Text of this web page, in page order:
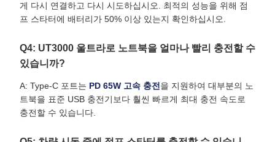
게 다시 연결하고 다시 시도하십시오. 최적의 성능을 위해 점
프 스타터에 배터리가 50% 이상 있는지 확인하십시오.
Q4: UT3000 울트라로 노트북을 얼마나 빨리 충전할 수
있습니까?
A: Type-C 포트는 PD 65W 고속 충전 을 지원하여 대부분의 노
트북을 표준 USB 충전기보다 훨씬 빠르게 최대 충전 속도로
충전할 수 있습니다.